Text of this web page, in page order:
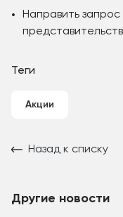
Направить
Теги
Акции
Назад к списку
Другие новости